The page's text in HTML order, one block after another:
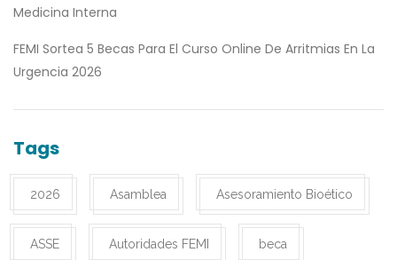
Medicina Interna
FEMI Sortea 5 Becas Para El Curso Online De Arritmias En La
Urgencia 2026
Tags
2026 Asamblea Asesoramiento Bioético
ASSE Autoridades FEMI beca